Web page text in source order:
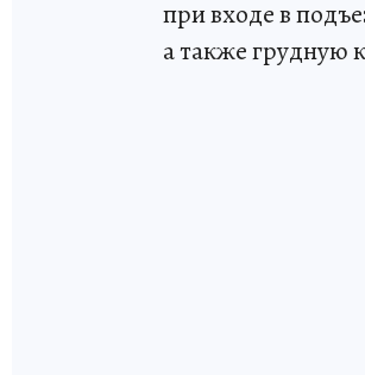
при входе в
а также грудную